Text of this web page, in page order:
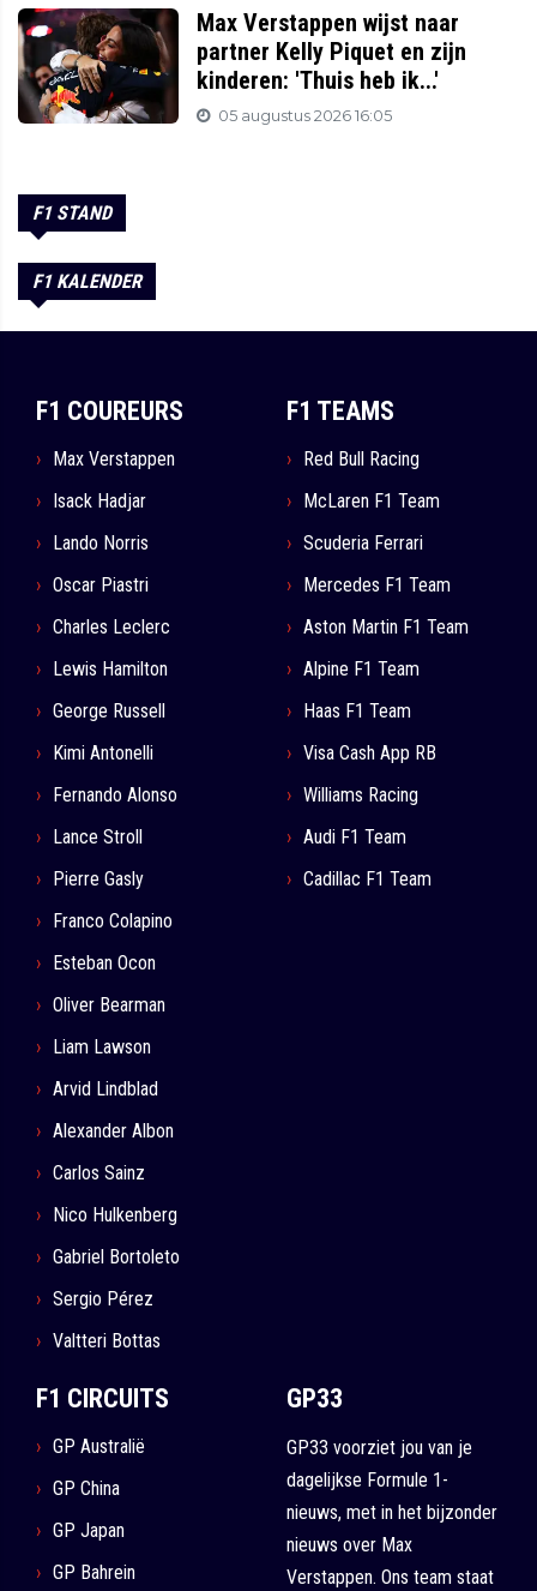
Max Verstappen wijst naar
partner Kelly Piquet en zijn
kinderen: 'Thuis heb ik...'
05 augustus 2026 16:05
F1 STAND
F1 KALENDER
F1 COUREURS
Max Verstappen
Isack Hadjar
Lando Norris
Oscar Piastri
Charles Leclerc
Lewis Hamilton
George Russell
Kimi Antonelli
Fernando Alonso
Lance Stroll
Pierre Gasly
Franco Colapino
Esteban Ocon
Oliver Bearman
Liam Lawson
Arvid Lindblad
Alexander Albon
Carlos Sainz
Nico Hulkenberg
Gabriel Bortoleto
Sergio Pérez
Valtteri Bottas
F1 TEAMS
Red Bull Racing
McLaren F1 Team
Scuderia Ferrari
Mercedes F1 Team
Aston Martin F1 Team
Alpine F1 Team
Haas F1 Team
Visa Cash App RB
Williams Racing
Audi F1 Team
Cadillac F1 Team
F1 CIRCUITS
GP Australië
GP China
GP Japan
GP Bahrein
GP33
GP33 voorziet jou van je
dagelijkse Formule 1-
nieuws, met in het bijzonder
nieuws over Max
Verstappen. Ons team staat